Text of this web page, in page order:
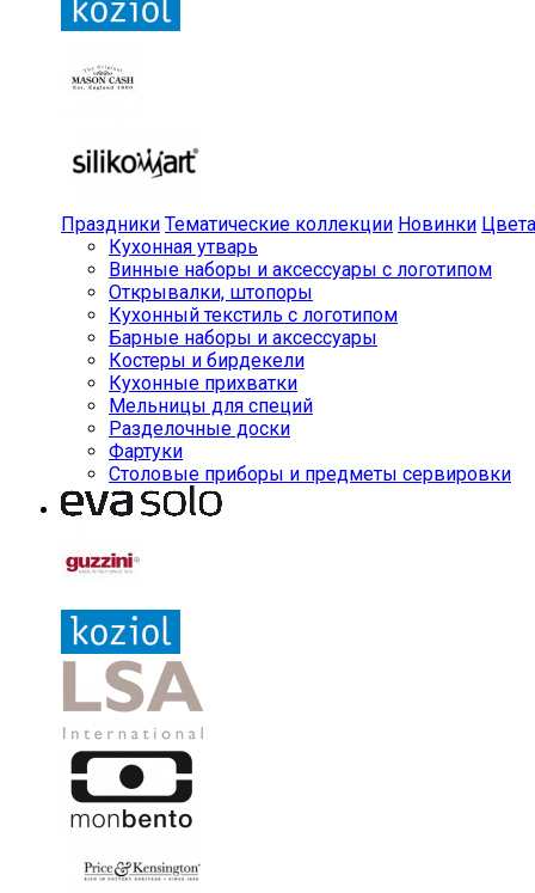
Праздники Тематические коллекции Новинки Цвета
Кухонная утварь
Винные наборы и аксессуары с логотипом
Открывалки, штопоры
Кухонный текстиль с логотипом
Барные наборы и аксессуары
Костеры и бирдекели
Кухонные прихватки
Мельницы для специй
Разделочные доски
Фартуки
Столовые приборы и предметы сервировки